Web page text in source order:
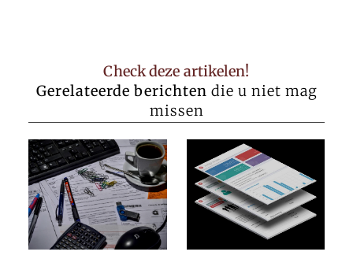
Check deze artikelen!
Gerelateerde berichten die u niet mag
missen